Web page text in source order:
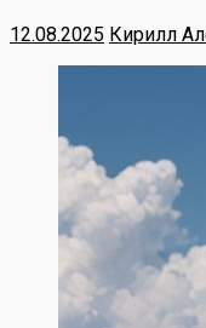
12.08.2025 Кирилл